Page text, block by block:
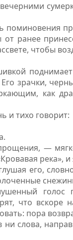
от ранее
чтобы
зрачки,
как
и тихо говорит:
—
река»,
его,
голос
что вскоре
пора
ни слова,